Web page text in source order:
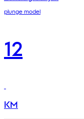
plunge model
12
KM